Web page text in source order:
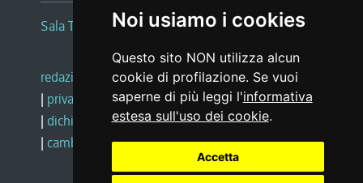
Noi usiamo i cookies
Questo sito NON utilizza alcun
cookie di profilazione. Se vuoi
saperne di più leggi l'informativa
estesa sull'uso dei cookie.
Accetta
Sala Tiziano Tessitori
redazione web |note legali |glossario
| privacy
social media policy
| dichiarazione di accessibilità |feedback
| cambio preferenze cookie